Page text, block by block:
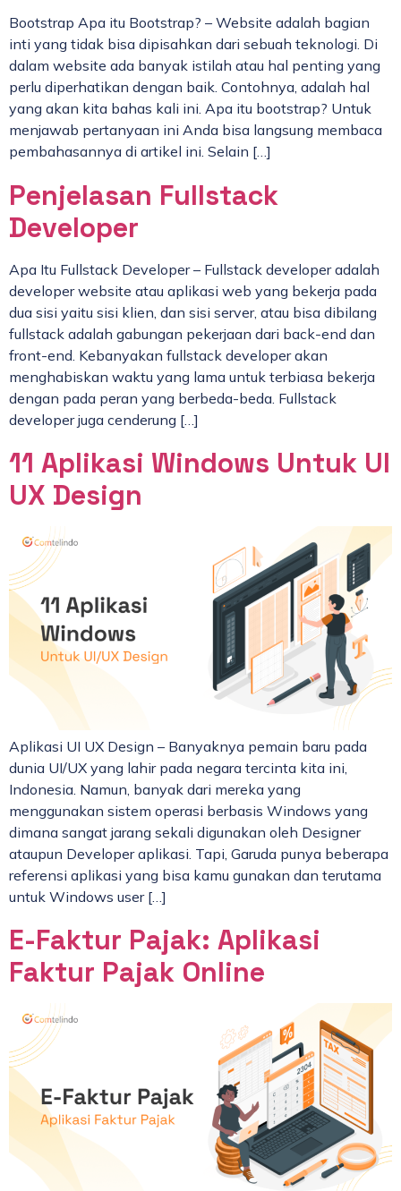
Bootstrap Apa itu Bootstrap? – Website adalah bagian
inti yang tidak bisa dipisahkan dari sebuah teknologi. Di
dalam website ada banyak istilah atau hal penting yang
perlu diperhatikan dengan baik. Contohnya, adalah hal
yang akan kita bahas kali ini. Apa itu bootstrap? Untuk
menjawab pertanyaan ini Anda bisa langsung membaca
pembahasannya di artikel ini. Selain […]
Penjelasan Fullstack
Developer
Apa Itu Fullstack Developer – Fullstack developer adalah
developer website atau aplikasi web yang bekerja pada
dua sisi yaitu sisi klien, dan sisi server, atau bisa dibilang
fullstack adalah gabungan pekerjaan dari back-end dan
front-end. Kebanyakan fullstack developer akan
menghabiskan waktu yang lama untuk terbiasa bekerja
dengan pada peran yang berbeda-beda. Fullstack
developer juga cenderung […]
11 Aplikasi Windows Untuk UI
UX Design
Aplikasi UI UX Design – Banyaknya pemain baru pada
dunia UI/UX yang lahir pada negara tercinta kita ini,
Indonesia. Namun, banyak dari mereka yang
menggunakan sistem operasi berbasis Windows yang
dimana sangat jarang sekali digunakan oleh Designer
ataupun Developer aplikasi. Tapi, Garuda punya beberapa
referensi aplikasi yang bisa kamu gunakan dan terutama
untuk Windows user […]
E-Faktur Pajak: Aplikasi
Faktur Pajak Online